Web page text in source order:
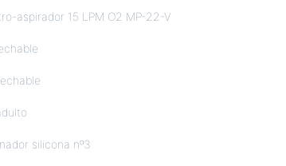
aspirador 15 LPM O2 MP-22-V
silicona nº3